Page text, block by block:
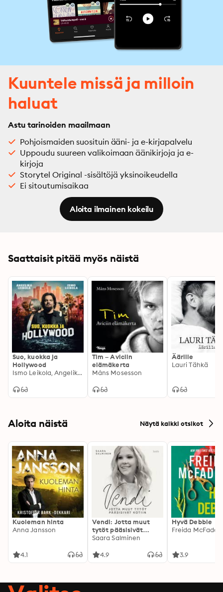
Kuuntele missä ja milloin
haluat
Astu tarinoiden maailmaan
Pohjoismaiden suosituin ääni- ja e-kirjapalvelu
Uppoudu suureen valikoimaan äänikirjoja ja e-
kirjoja
Storytel Original -sisältöjä yksinoikeudella
Ei sitoutumisaikaa
Aloita ilmainen kokeilu
Saattaisit pitää myös näistä
Suo, kuokka ja
Hollywood
Ismo Leikola, Angelika Leikola
Tim – Aviciin
elämäkerta
Måns Mosesson
Äärille
Lauri Tähkä
Aloita näistä Näytä kaikki otsikot
Kuoleman hinta
Anna Jansson
4.1
Vendi: Jotta muut
tytöt pääsisivät
kotiin
Saara Salminen
4.9
Hyvä Debbie
Freida
3.9